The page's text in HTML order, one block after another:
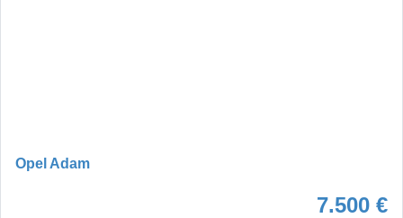
Opel Adam
7.500 €